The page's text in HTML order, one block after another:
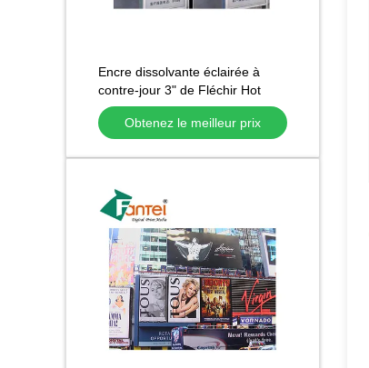
Encre dissolvante éclairée à
contre-jour 3" de Fléchir Hot
Laminated Bannière 510GSM
Eco diamètre
Obtenez le meilleur prix